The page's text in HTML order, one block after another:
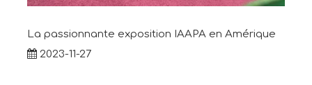
La passionnante exposition IAAPA en Amérique
2023-11-27